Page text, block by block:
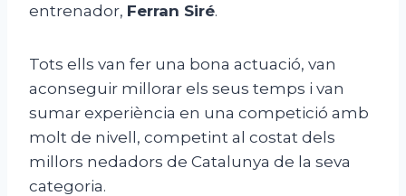
entrenador, Ferran Siré.
Tots ells van fer una bona actuació, van
aconseguir millorar els seus temps i van
sumar experiència en una competició amb
molt de nivell, competint al costat dels
millors nedadors de Catalunya de la seva
categoria.